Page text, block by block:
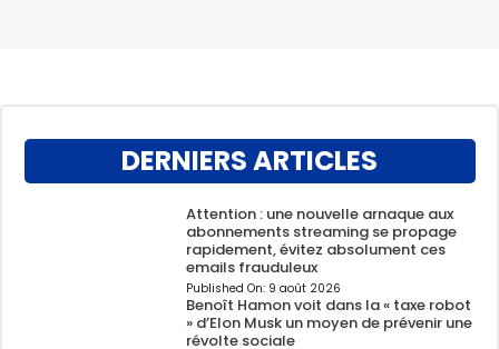
DERNIERS ARTICLES
Attention : une nouvelle arnaque aux
abonnements streaming se propage
rapidement, évitez absolument ces
emails frauduleux
Published On: 9 août 2026
Benoît Hamon voit dans la « taxe robot
» d’Elon Musk un moyen de prévenir une
révolte sociale